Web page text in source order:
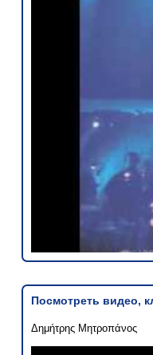
Посмотреть видео,
Δημήτρης Μητροπάνος